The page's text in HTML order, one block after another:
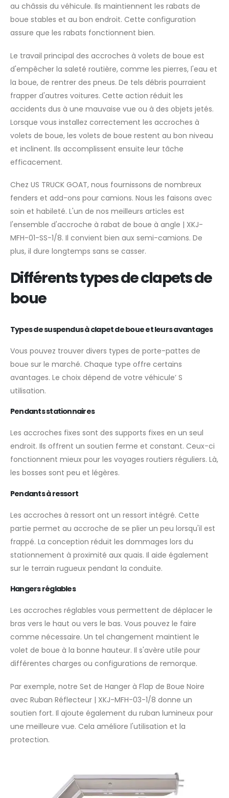
au châssis du véhicule. Ils maintiennent les rabats de
boue stables et au bon endroit. Cette configuration
assure que les rabats fonctionnent bien.
Le travail principal des accroches à volets de boue est
d'empêcher la saleté routière, comme les pierres, l'eau et
la boue, de rentrer des pneus. De tels débris pourraient
frapper d'autres voitures. Cette action réduit les
accidents dus à une mauvaise vue ou à des objets jetés.
Lorsque vous installez correctement les accroches à
volets de boue, les volets de boue restent au bon niveau
et inclinent. Ils accomplissent ensuite leur tâche
efficacement.
Chez US TRUCK GOAT, nous fournissons de nombreux
fenders et add-ons pour camions. Nous les faisons avec
soin et habileté. L'un de nos meilleurs articles est
l'ensemble d'accroche à rabat de boue à angle | XKJ-
MFH-01-SS-1/8. Il convient bien aux semi-camions. De
plus, il dure longtemps sans se casser.
Différents types de clapets de
boue
Types de suspendus à clapet de boue et leurs avantages
Vous pouvez trouver divers types de porte-pattes de
boue sur le marché. Chaque type offre certains
avantages. Le choix dépend de votre véhicule’ S
utilisation.
Pendants stationnaires
Les accroches fixes sont des supports fixes en un seul
endroit. Ils offrent un soutien ferme et constant. Ceux-ci
fonctionnent mieux pour les voyages routiers réguliers. Là,
les bosses sont peu et légères.
Pendants à ressort
Les accroches à ressort ont un ressort intégré. Cette
partie permet au accroche de se plier un peu lorsqu'il est
frappé. La conception réduit les dommages lors du
stationnement à proximité aux quais. Il aide également
sur le terrain rugueux pendant la conduite.
Hangers réglables
Les accroches réglables vous permettent de déplacer le
bras vers le haut ou vers le bas. Vous pouvez le faire
comme nécessaire. Un tel changement maintient le
volet de boue à la bonne hauteur. Il s'avère utile pour
différentes charges ou configurations de remorque.
Par exemple, notre Set de Hanger à Flap de Boue Noire
avec Ruban Réflecteur | XKJ-MFH-03-1/8 donne un
soutien fort. Il ajoute également du ruban lumineux pour
une meilleure vue. Cela améliore l'utilisation et la
protection.